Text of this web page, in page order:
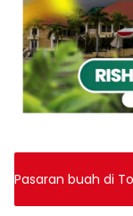
Pasaran buah di